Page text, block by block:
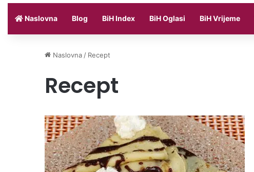
Naslovna Blog BiH Index BiH Oglasi BiH Vrijeme
Naslovna / Recept
Recept